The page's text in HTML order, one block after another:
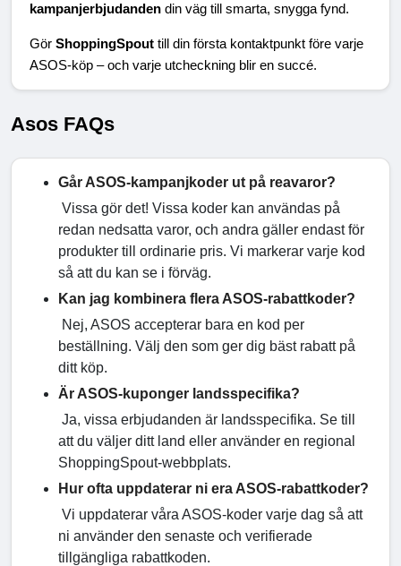
kampanjerbjudanden din väg till smarta, snygga fynd.
Gör ShoppingSpout till din första kontaktpunkt före varje
ASOS-köp – och varje utcheckning blir en succé.
Asos FAQs
Går ASOS-kampanjkoder ut på reavaror?
Vissa gör det! Vissa koder kan användas på
redan nedsatta varor, och andra gäller endast för
produkter till ordinarie pris. Vi markerar varje kod
så att du kan se i förväg.
Kan jag kombinera flera ASOS-rabattkoder?
Nej, ASOS accepterar bara en kod per
beställning. Välj den som ger dig bäst rabatt på
ditt köp.
Är ASOS-kuponger landsspecifika?
Ja, vissa erbjudanden är landsspecifika. Se till
att du väljer ditt land eller använder en regional
ShoppingSpout-webbplats.
Hur ofta uppdaterar ni era ASOS-rabattkoder?
Vi uppdaterar våra ASOS-koder varje dag så att
ni använder den senaste och verifierade
tillgängliga rabattkoden.